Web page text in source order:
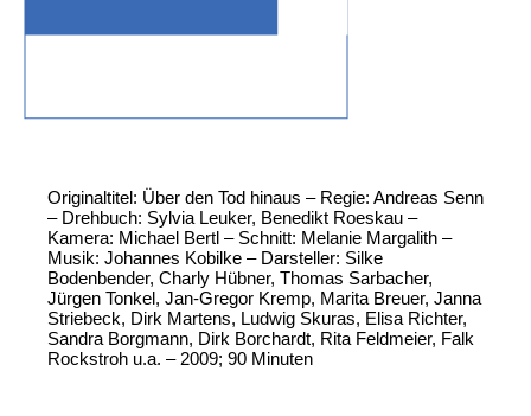
Originaltitel: Über den Tod hinaus – Regie: Andreas Senn
– Drehbuch: Sylvia Leuker, Benedikt Roeskau –
Kamera: Michael Bertl – Schnitt: Melanie Margalith –
Musik: Johannes Kobilke – Darsteller: Silke
Bodenbender, Charly Hübner, Thomas Sarbacher,
Jürgen Tonkel, Jan-Gregor Kremp, Marita Breuer, Janna
Striebeck, Dirk Martens, Ludwig Skuras, Elisa Richter,
Sandra Borgmann, Dirk Borchardt, Rita Feldmeier, Falk
Rockstroh u.a. – 2009; 90 Minuten